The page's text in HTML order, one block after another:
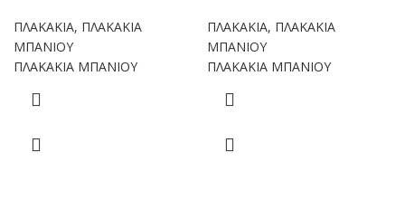
ΠΛΑΚΑΚΙΑ, ΠΛΑΚΑΚΙΑ
ΜΠΑΝΙΟΥ
ΠΛΑΚΑΚΙΑ ΜΠΑΝΙΟΥ
ΠΛΑΚΑΚΙΑ, ΠΛΑΚΑΚΙΑ
ΜΠΑΝΙΟΥ
ΠΛΑΚΑΚΙΑ ΜΠΑΝΙΟΥ